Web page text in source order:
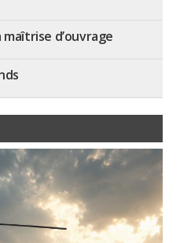
d’ouvrage